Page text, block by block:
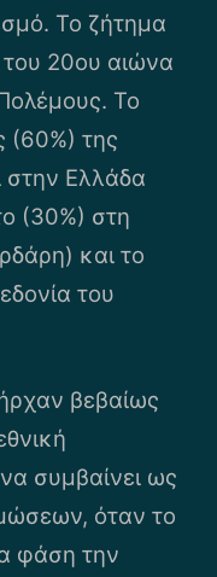
Το ζήτημα
του 20ου αιώνα
Το
(60%) της
στην Ελλάδα
(30%) στη
και το
του
βεβαίως
συμβαίνει ως
όταν το
φάση την